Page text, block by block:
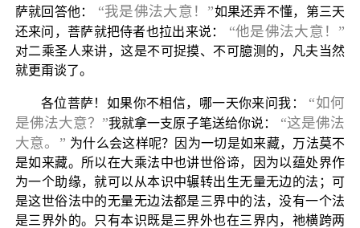
萨就回答他：
“我是佛法大意！”如果还弄不懂，第三天
还来问，菩萨就把侍者也拉出来说：
“他是佛法大意！”
对二乘圣人来讲，这是不可捉摸、不可臆测的，凡夫当然
就更甭谈了。
各位菩萨！如果你不相信，哪一天你来问我：
“如何
是佛法大意？”我就拿一支原子笔送给你说：
“这是佛法
大意。” 为什么会这样呢？因为一切是如来藏，万法莫不
是如来藏。所以在大乘法中也讲世俗谛，因为以蕴处界作
为一个助缘，就可以从本识中辗转出生无量无边的法；可
是这世俗法中的无量无边法都是三界中的法，没有一个法
是三界外的。只有本识既是三界外也在三界内，祂横跨两